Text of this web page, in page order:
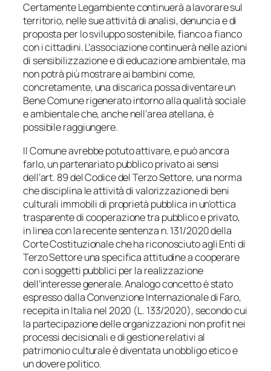
Certamente Legambiente continuerà a lavorare sul
territorio, nelle sue attività di analisi, denuncia e di
proposta per lo sviluppo sostenibile, fianco a fianco
con i cittadini. L’associazione continuerà nelle azioni
di sensibilizzazione e di educazione ambientale, ma
non potrà più mostrare ai bambini come,
concretamente, una discarica possa diventare un
Bene Comune rigenerato intorno alla qualità sociale
e ambientale che, anche nell’area atellana, è
possibile raggiungere.
Il Comune avrebbe potuto attivare, e può ancora
farlo, un partenariato pubblico privato ai sensi
dell’art. 89 del Codice del Terzo Settore, una norma
che disciplina le attività di valorizzazione di beni
culturali immobili di proprietà pubblica in un’ottica
trasparente di cooperazione tra pubblico e privato,
in linea con la recente sentenza n. 131/2020 della
Corte Costituzionale che ha riconosciuto agli Enti di
Terzo Settore una specifica attitudine a cooperare
con i soggetti pubblici per la realizzazione
dell’interesse generale. Analogo concetto è stato
espresso dalla Convenzione Internazionale di Faro,
recepita in Italia nel 2020 (L. 133/2020), secondo cui
la partecipazione delle organizzazioni non profit nei
processi decisionali e di gestione relativi al
patrimonio culturale è diventata un obbligo etico e
un dovere politico.